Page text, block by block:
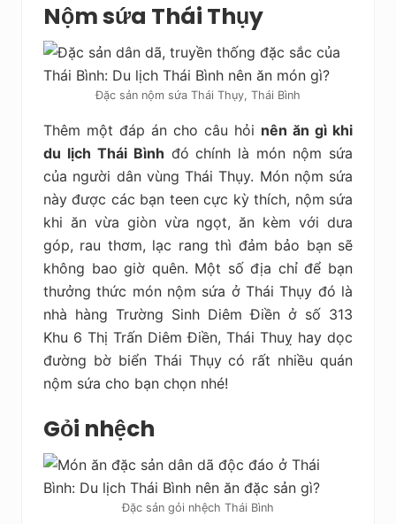
Nộm sứa Thái Thụy
Đặc sản nộm sứa Thái Thụy, Thái Bình
Thêm một đáp án cho câu hỏi nên ăn gì khi
du lịch Thái Bình đó chính là món nộm sứa
của người dân vùng Thái Thụy. Món nộm sứa
này được các bạn teen cực kỳ thích, nộm sứa
khi ăn vừa giòn vừa ngọt, ăn kèm với dưa
góp, rau thơm, lạc rang thì đảm bảo bạn sẽ
không bao giờ quên. Một số địa chỉ để bạn
thưởng thức món nộm sứa ở Thái Thụy đó là
nhà hàng Trường Sinh Diêm Điền ở số 313
Khu 6 Thị Trấn Diêm Điền, Thái Thuỵ hay dọc
đường bờ biển Thái Thụy có rất nhiều quán
nộm sứa cho bạn chọn nhé!
Gỏi nhệch
Đặc sản gỏi nhệch Thái Bình